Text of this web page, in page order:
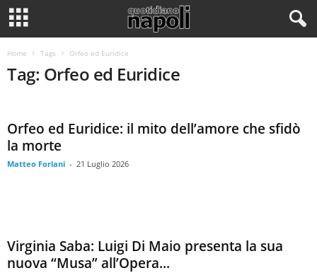
Home Tags Orfeo ed Euridice
Tag: Orfeo ed Euridice
Orfeo ed Euridice: il mito dell’amore che sfidò
la morte
Matteo Forlani - 21 Luglio 2026
Virginia Saba: Luigi Di Maio presenta la sua
nuova “Musa” all’Opera...